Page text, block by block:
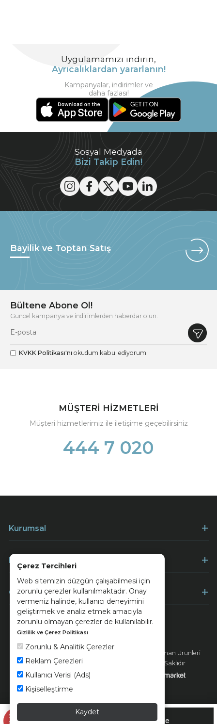
Çerez Tercihleri
Web sitemizin düzgün çalışabilmesi için
zorunlu çerezler kullanılmaktadır. Onay
vermeniz halinde, kullanıcı deneyimini
geliştirmek ve analiz etmek amacıyla
zorunlu olmayan çerezler de kullanılabilir.
Gizlilik ve Çerez Politikası
Zorunlu & Analitik Çerezler
Reklam Çerezleri
Kullanıcı Verisi (Ads)
Kişiselleştirme
Kaydet
Sosyal Medyada
Bizi Takip Edin!
Uygulamamızı indirin,
Ayrıcalıklardan yararlanın!
Kampanyalar, indirimler ve
daha fazlası!
Bayilik ve Toptan Satış
Bültene Abone Ol!
Güncel kampanya ve indirimlerden haberdar olun.
KVKK Politikası'nı okudum kabul ediyorum.
MÜŞTERİ HİZMETLERİ
Müşteri hizmetlerimiz ile iletişime geçebilirsiniz
444 7 020
Kurumsal
Müşteri Hizmetleri
Ödeme
Keramika Kvkk ve Çerez Politikası
© 2026 Ünsa Madencilik Turizm Enerji Seramik Orman Ürünleri
Elektrik Üretim San. ve Tic. A.Ş. - Tüm Hakları Saklıdır
Sepette
Sepete Ekle